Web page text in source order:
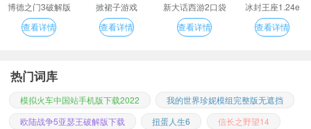
博德之门3破解版
查看详情
掀裙子游戏
查看详情
新大话西游2口袋
版
查看详情
冰封王座1.24e
查看详情
热门词库
模拟火车中国站手机版下载2022
我的世界珍妮模组完整版无遮挡
欧陆战争5亚瑟王破解版下载
扭蛋人生6
信长之野望14